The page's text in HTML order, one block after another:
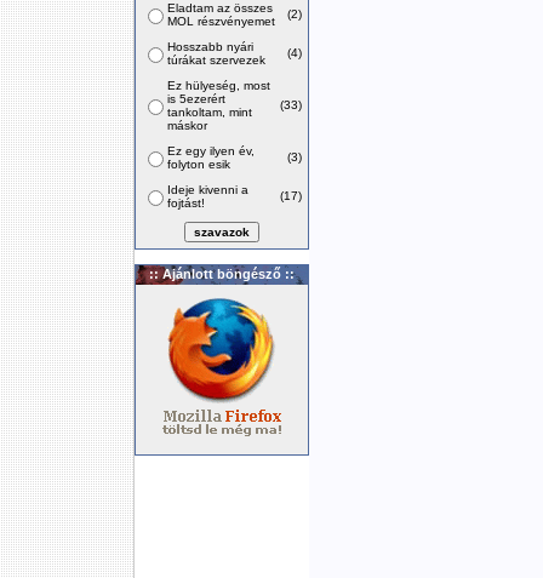
Eladtam az összes
MOL részvényemet
(2)
Hosszabb nyári
túrákat szervezek
(4)
Ez hülyeség, most
is 5ezerért
tankoltam, mint
máskor
(33)
Ez egy ilyen év,
folyton esik
(3)
Ideje kivenni a
fojtást!
(17)
:: Ajánlott böngésző ::